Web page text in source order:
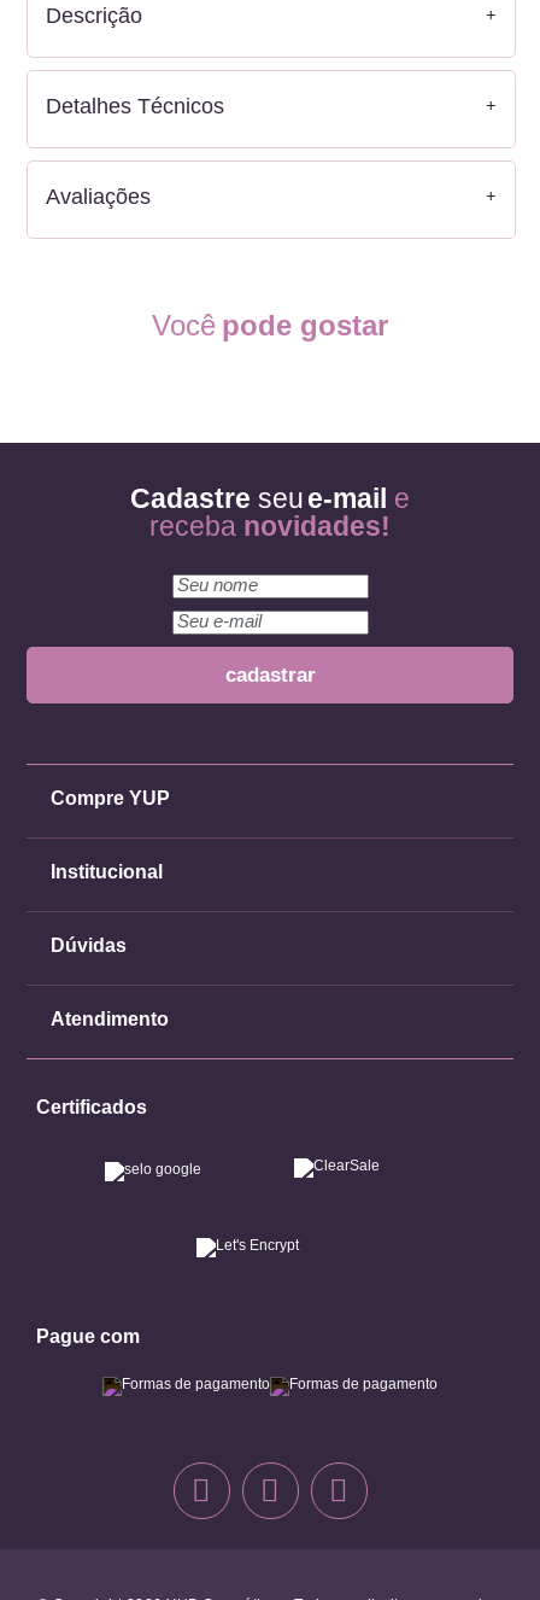
Descrição
Detalhes Técnicos
Avaliações
Você pode gostar
Cadastre seue-mail e
receba novidades!
Compre YUP
Institucional
Dúvidas
Atendimento
Certificados
Pague com